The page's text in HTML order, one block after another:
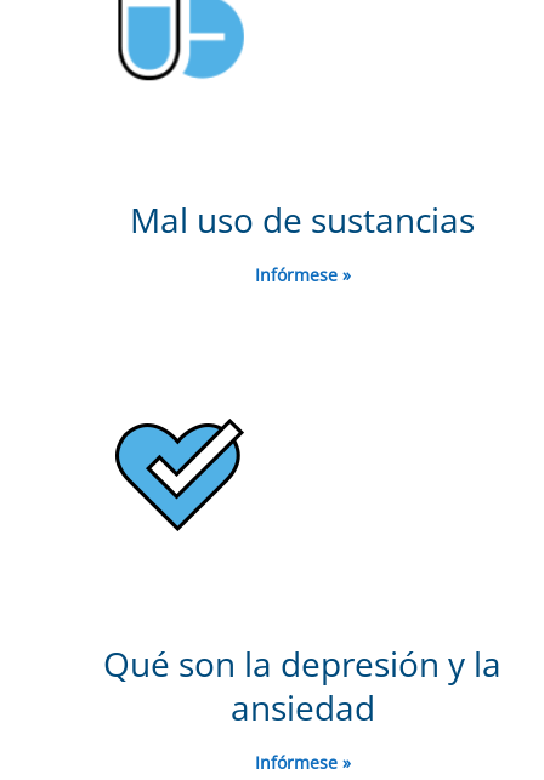
Mal uso de sustancias
Infórmese »
Qué son la depresión y la
ansiedad
Infórmese »